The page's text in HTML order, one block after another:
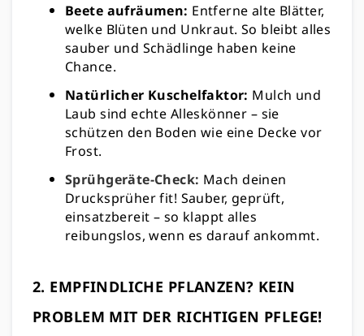
Beete aufräumen: Entferne alte Blätter,
welke Blüten und Unkraut. So bleibt alles
sauber und Schädlinge haben keine
Chance.
Natürlicher Kuschelfaktor: Mulch und
Laub sind echte Alleskönner – sie
schützen den Boden wie eine Decke vor
Frost.
Sprühgeräte-Check: Mach deinen
Drucksprüher fit! Sauber, geprüft,
einsatzbereit – so klappt alles
reibungslos, wenn es darauf ankommt.
2. EMPFINDLICHE PFLANZEN? KEIN
PROBLEM MIT DER RICHTIGEN PFLEGE!